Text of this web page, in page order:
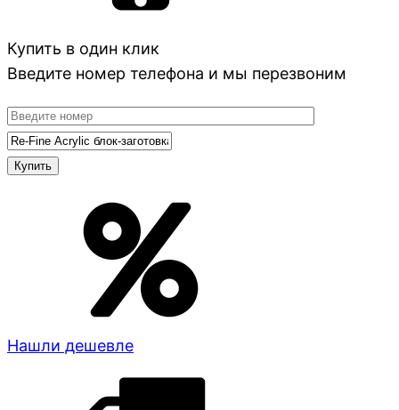
Купить в один клик
Введите номер телефона и мы перезвоним
Нашли дешевле